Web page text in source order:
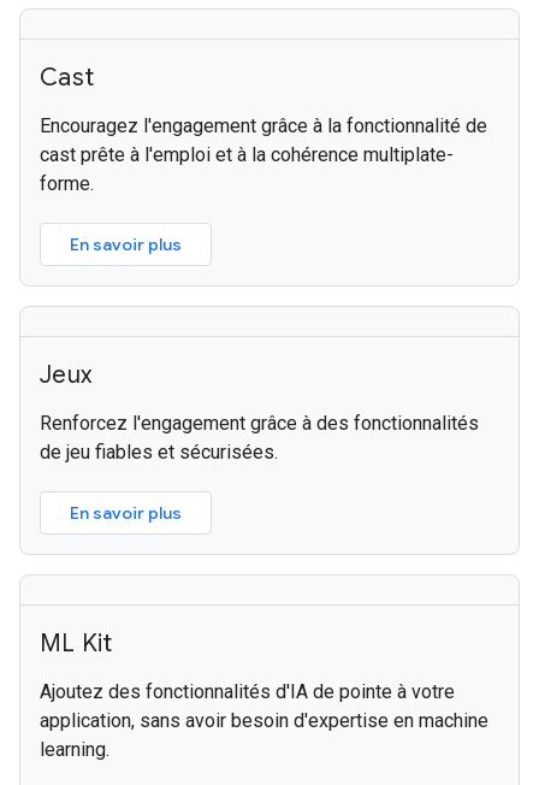
Cast
Encouragez l'engagement grâce à la fonctionnalité de
cast prête à l'emploi et à la cohérence multiplate-
forme.
En savoir plus
Jeux
Renforcez l'engagement grâce à des fonctionnalités
de jeu fiables et sécurisées.
En savoir plus
ML Kit
Ajoutez des fonctionnalités d'IA de pointe à votre
application, sans avoir besoin d'expertise en machine
learning.